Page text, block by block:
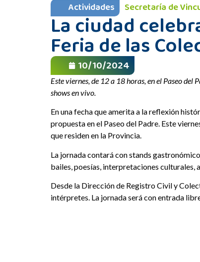
Actividades Secretaría de
La ciudad
Feria de las
10/10/2024
Este viernes, de 12 a 18 horas, en el Paseo
shows en vivo.
En una fecha que amerita a la reflexión
propuesta en el Paseo del Padre. Este
que residen en la Provincia.
La jornada contará con stands
bailes, poesías, interpretaciones culturales,
Desde la Dirección de Registro Civil y
intérpretes. La jornada será con entrada